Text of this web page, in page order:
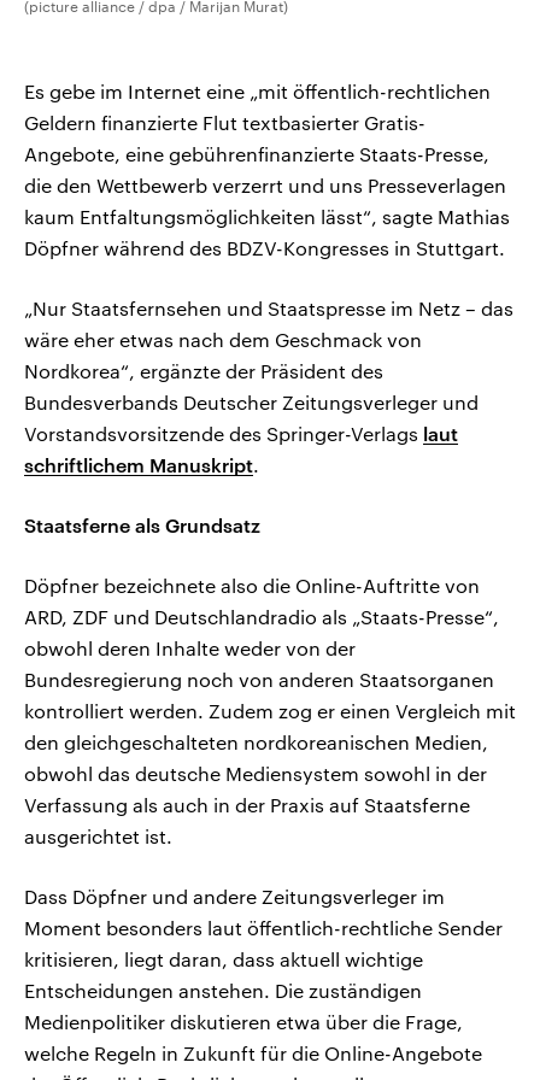
(picture alliance / dpa / Marijan Murat)
Es gebe im Internet eine „mit öffentlich-rechtlichen
Geldern finanzierte Flut textbasierter Gratis-
Angebote, eine gebührenfinanzierte Staats-Presse,
die den Wettbewerb verzerrt und uns Presseverlagen
kaum Entfaltungsmöglichkeiten lässt“, sagte Mathias
Döpfner während des BDZV-Kongresses in Stuttgart.
„Nur Staatsfernsehen und Staatspresse im Netz – das
wäre eher etwas nach dem Geschmack von
Nordkorea“, ergänzte der Präsident des
Bundesverbands Deutscher Zeitungsverleger und
Vorstandsvorsitzende des Springer-Verlags laut
schriftlichem Manuskript.
Staatsferne als Grundsatz
Döpfner bezeichnete also die Online-Auftritte von
ARD, ZDF und Deutschlandradio als „Staats-Presse“,
obwohl deren Inhalte weder von der
Bundesregierung noch von anderen Staatsorganen
kontrolliert werden. Zudem zog er einen Vergleich mit
den gleichgeschalteten nordkoreanischen Medien,
obwohl das deutsche Mediensystem sowohl in der
Verfassung als auch in der Praxis auf Staatsferne
ausgerichtet ist.
Dass Döpfner und andere Zeitungsverleger im
Moment besonders laut öffentlich-rechtliche Sender
kritisieren, liegt daran, dass aktuell wichtige
Entscheidungen anstehen. Die zuständigen
Medienpolitiker diskutieren etwa über die Frage,
welche Regeln in Zukunft für die Online-Angebote